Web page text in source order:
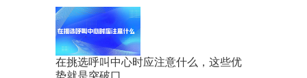
在挑选呼叫中心时应注意什么，这些优
势就是突破口